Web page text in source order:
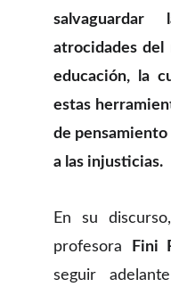
atrocidades del
educación, la
estas
de
a las injusticias.
En su
profesora
Fini
seguir